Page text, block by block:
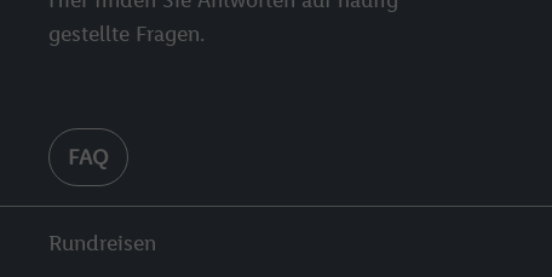
gestellte Fragen.
FAQ
Rundreisen